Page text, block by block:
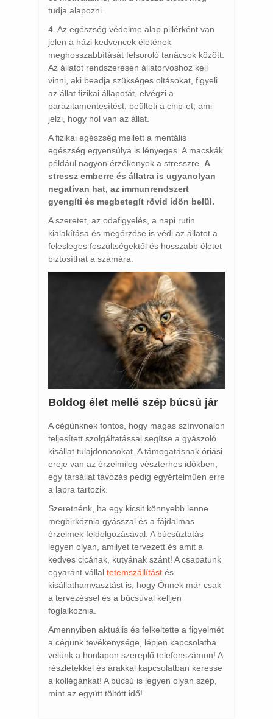
tudja alapozni.
4. Az egészség védelme alap pillérként van
jelen a házi kedvencek életének
meghosszabbítását felsoroló tanácsok között.
Az állatot rendszeresen állatorvoshoz kell
vinni, aki beadja szükséges oltásokat, figyeli
az állat fizikai állapotát, elvégzi a
parazitamentesítést, beülteti a chip-et, ami
jelzi, hogy hol van az állat.
A fizikai egészség mellett a mentális
egészség egyensúlya is lényeges. A macskák
például nagyon érzékenyek a stresszre.
A
stressz emberre és állatra is ugyanolyan
negatívan hat, az immunrendszert
gyengíti és megbetegít rövid időn belül.
A szeretet, az odafigyelés, a napi rutin
kialakítása és megőrzése is védi az állatot a
felesleges feszültségektől és hosszabb életet
biztosíthat a számára.
Boldog élet mellé szép búcsú jár
A cégünknek fontos, hogy magas színvonalon
teljesített szolgáltatással segítse a gyászoló
kisállat tulajdonosokat. A támogatásnak óriási
ereje van az érzelmileg vészterhes időkben,
egy társállat távozás pedig egyértelműen erre
a lapra tartozik.
Szeretnénk, ha egy kicsit könnyebb lenne
megbirkóznia gyásszal és a fájdalmas
érzelmek feldolgozásával. A búcsúztatás
legyen olyan, amilyet tervezett és amit a
kedves cicának, kutyának szánt! A csapatunk
egyaránt vállal tetemszállítást és
kisállathamvasztást is, hogy Önnek már csak
a tervezéssel és a búcsúval kelljen
foglalkoznia.
Amennyiben aktuális és felkeltette a figyelmét
a cégünk tevékenysége, lépjen kapcsolatba
velünk a honlapon szereplő telefonszámon! A
részletekkel és árakkal kapcsolatban keresse
a kollégánkat! A búcsú is legyen olyan szép,
mint az együtt töltött idő!